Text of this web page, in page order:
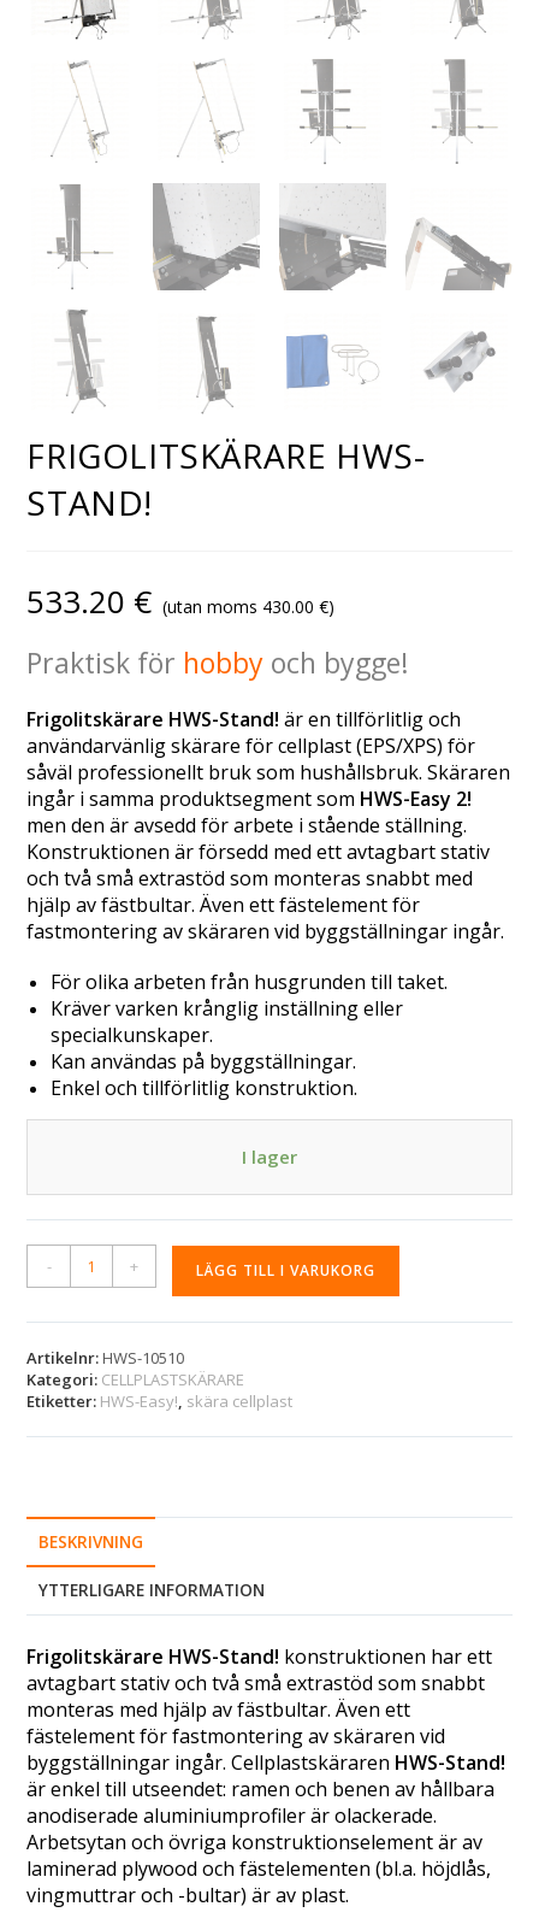
FRIGOLITSKÄRARE HWS-
STAND!
533.20 € (utan moms 430.00€)
Praktisk för hobby och bygge!
Frigolitskärare HWS-Stand!är en tillförlitlig och
användarvänlig skärare för cellplast (EPS/XPS) för
såväl professionellt bruk som hushållsbruk. Skäraren
ingår i samma produktsegment som HWS-Easy 2!
men den är avsedd för arbete i stående ställning.
Konstruktionen är försedd med ett avtagbart stativ
och två små extrastöd som monteras snabbt med
hjälp av fästbultar. Även ett fästelement för
fastmontering av skäraren vid byggställningar ingår.
För olika arbeten från husgrunden till taket.
Kräver varken krånglig inställning eller
specialkunskaper.
Kan användas på byggställningar.
Enkel och tillförlitlig konstruktion.
I lager
- + LÄGG TILL I VARUKORG
t
Artikelnr:HWS-10510
Kategori: CELLPLASTSKÄRARE
Etiketter: HWS-Easy!, skära cellplast
BESKRIVNING
YTTERLIGARE INFORMATION
Frigolitskärare HWS-Stand! konstruktionen har ett
avtagbart stativ och två små extrastöd som snabbt
monteras med hjälp av fästbultar. Även ett
fästelement för fastmontering av skäraren vid
byggställningar ingår. Cellplastskäraren HWS-Stand!
är enkel till utseendet: ramen och benen av hållbara
anodiserade aluminiumprofiler är olackerade.
Arbetsytan och övriga konstruktionselement är av
laminerad plywood och fästelementen (bl.a. höjdlås,
vingmuttrar och -bultar) är av plast.